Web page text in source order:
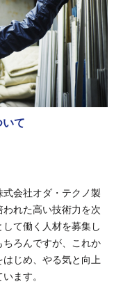
て
会社オダ・テクノ製
れた高い技術力を次
て働く人材を募集し
ろんですが、これか
じめ、やる気と向上
ます。